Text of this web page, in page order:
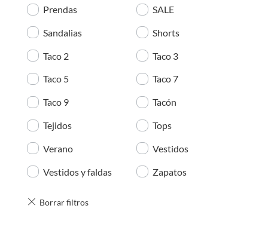
Prendas SALE
Sandalias Shorts
Taco 2 Taco 3
Taco 5 Taco 7
Taco 9 Tacón
Tejidos Tops
Verano Vestidos
Vestidos y faldas Zapatos